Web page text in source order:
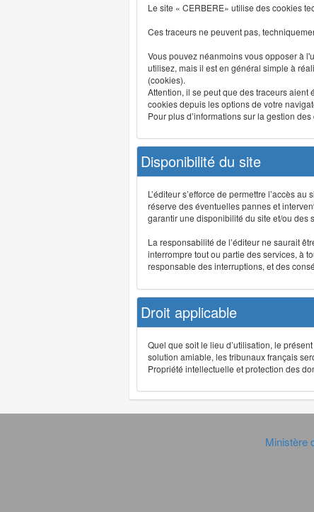
Le site « CERBERE» utilise des cookies
Ces traceurs ne peuvent pas,
Vous pouvez néanmoins vous opposer à
utilisez, mais il est en général simple à
(cookies).
Attention, il se peut que des traceurs
cookies depuis les options de votre
Pour plus d’informations sur la gestion
Disponibilité du site
L’éditeur s’efforce de permettre l’accès
réserve des éventuelles pannes et
garantir une disponibilité du site et/ou des
La responsabilité de l’éditeur ne saurait
interrompre tout ou partie des services, à
responsable des interruptions, et des
Droit applicable
Quel que soit le lieu d’utilisation, le
solution amiable, les tribunaux français
Propriété intellectuelle et protection des
Ministère